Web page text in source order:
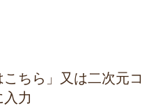
ちら」又は二次元コ
力